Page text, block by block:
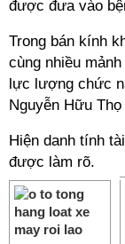
được đưa vào
Trong bán kính
cùng nhiều
lực lượng chức
Nguyễn Hữu
Hiện danh tính
được làm rõ.